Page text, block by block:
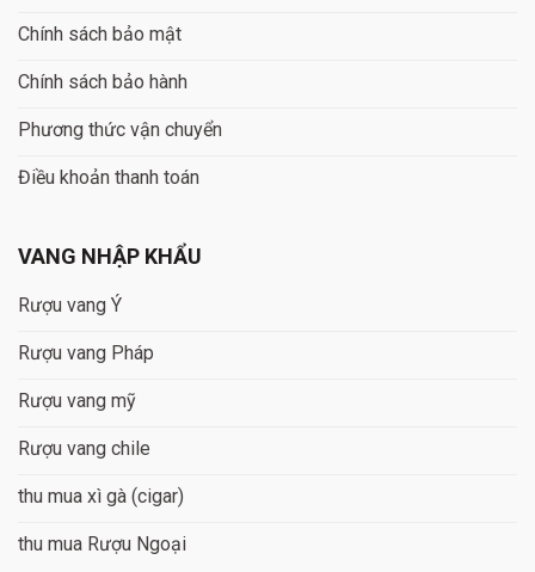
Chính sách bảo mật
Chính sách bảo hành
Phương thức vận chuyển
Điều khoản thanh toán
VANG NHẬP KHẨU
Rượu vang Ý
Rượu vang Pháp
Rượu vang mỹ
Rượu vang chile
thu mua xì gà (cigar)
thu mua Rượu Ngoại